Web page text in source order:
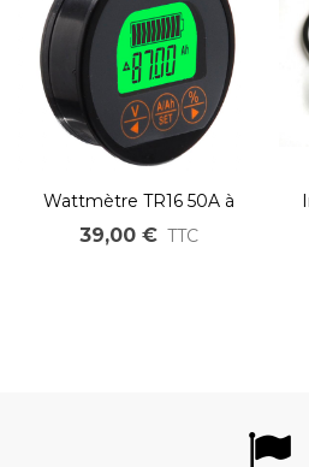
Wattmètre TR16 50A à
350A testeur de capacité
de batterie 8V à 100V
39,00 € TTC